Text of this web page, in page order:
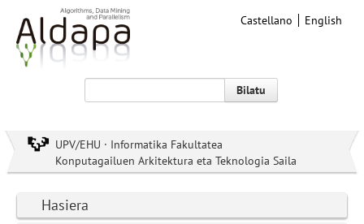
Castellano English
Bilatu
UPV/EHU · Informatika Fakultatea
Konputagailuen Arkitektura eta Teknologia Saila
Hasiera